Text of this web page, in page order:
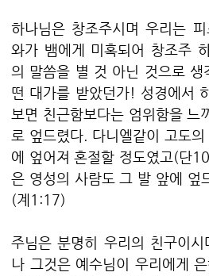
하나님은 창조주시며 우리는
와가 뱀에게 미혹되어 창조주
의 말씀을 별 것 아닌 것으로 생
떤 대가를 받았던가! 성경에서
보면 친근함보다는 엄위함을 느
로 엎드렸다. 다니엘같이 고도
에 엎어져 혼절할 정도였고(단
은 영성의 사람도 그 발 앞에 엎
(계1:17)
주님은 분명히 우리의 친구이
나 그것은 예수님이 우리에게